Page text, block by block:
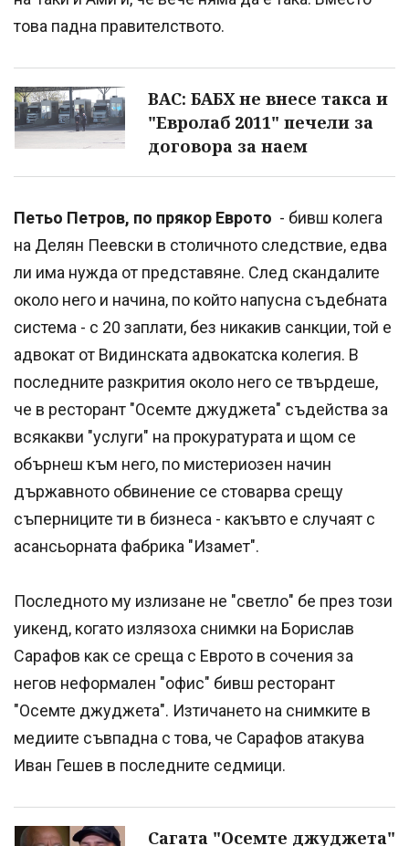
това падна правителството.
ВАС: БАБХ не внесе такса и
"Евролаб 2011" печели за
договора за наем
Петьо Петров, по прякор Еврото - бивш колега
на Делян Пеевски в столичното следствие, едва
ли има нужда от представяне. След скандалите
около него и начина, по който напусна съдебната
система - с 20 заплати, без никакив санкции, той е
адвокат от Видинската адвокатска колегия. В
последните разкрития около него се твърдеше,
че в ресторант "Осемте джуджета" съдейства за
всякакви "услуги" на прокуратурата и щом се
обърнеш към него, по мистериозен начин
държавното обвинение се стоварва срещу
съперниците ти в бизнеса - какъвто е случаят с
асансьорната фабрика "Изамет".
Последното му излизане не "светло" бе през този
уикенд, когато излязоха снимки на Борислав
Сарафов как се среща с Еврото в сочения за
негов неформален "офис" бивш ресторант
"Осемте джуджета". Изтичането на снимките в
медиите съвпадна с това, че Сарафов атакува
Иван Гешев в последните седмици.
Сагата "Осемте джуджета"